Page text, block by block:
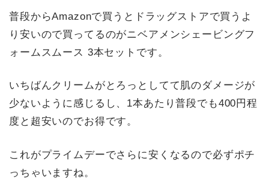
普段からAmazonで買うとドラッグストアで買うよ
り安いので買ってるのがニベアメンシェービングフ
ォームスムース 3本セットです。
いちばんクリームがとろっとしてて肌のダメージが
少ないように感じるし、1本あたり普段でも400円程
度と超安いのでお得です。
これがプライムデーでさらに安くなるので必ずポチ
っちゃいますね。